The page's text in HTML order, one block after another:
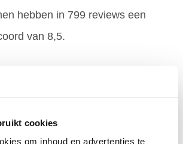
cookies
om inhoud en advertenties te
hebben in 799 reviews een
van 8,5.
scoort dus gemiddeld 0,5 lager
cijfer in de categorie actieve
negatief.